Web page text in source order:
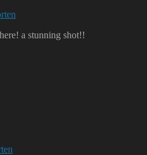
a stunning shot!!